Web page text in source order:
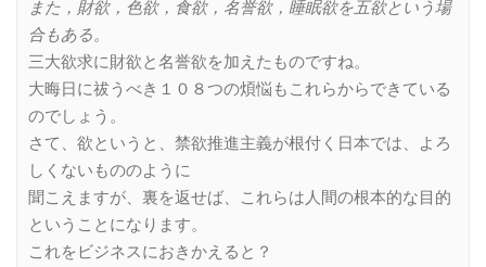
また，財欲，色欲，食欲，名誉欲，睡眠欲を五欲という場
合もある。
三大欲求に財欲と名誉欲を加えたものですね。
大晦日に祓うべき１０８つの煩悩もこれらからできている
のでしょう。
さて、欲というと、禁欲推進主義が根付く日本では、よろ
しくないもののように
聞こえますが、裏を返せば、これらは人間の根本的な目的
ということになります。
これをビジネスにおきかえると？